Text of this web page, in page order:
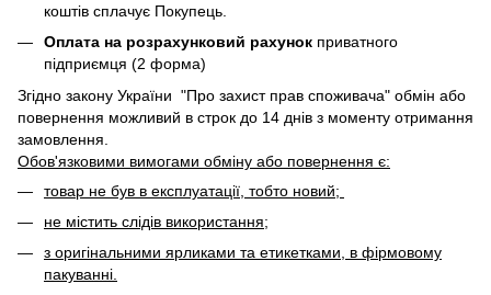
коштів сплачує Покупець.
Оплата на розрахунковий рахунок приватного
підприємця (2 форма)
Згідно закону України "Про захист прав споживача" обмін або
повернення можливий в строк до 14 днів з моменту отримання
замовлення.
Обов'язковими вимогами обміну або повернення є:
товар не був в експлуатації, тобто новий;
не містить слідів використання;
з оригінальними ярликами та етикетками, в фірмовому
пакуванні.